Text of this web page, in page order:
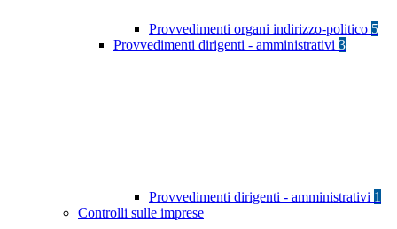
Provvedimenti organi indirizzo-politico 5
Provvedimenti dirigenti - amministrativi 3
Provvedimenti dirigenti - amministrativi 1
Controlli sulle imprese